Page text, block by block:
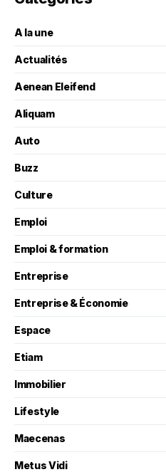
A la une
Actualités
Aenean Eleifend
Aliquam
Auto
Buzz
Culture
Emploi
Emploi & formation
Entreprise
Entreprise & Économie
Espace
Etiam
Immobilier
Lifestyle
Maecenas
Metus Vidi